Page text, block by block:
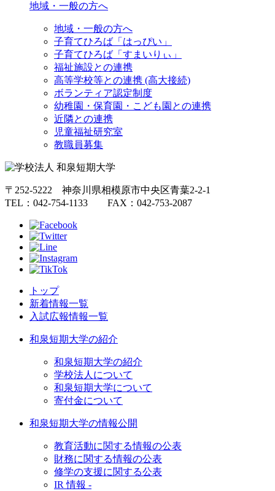
地域・一般の方へ
地域・一般の方へ
子育てひろば「はっぴい」
子育てひろば「すまいりぃ」
福祉施設との連携
高等学校等との連携 (高大接続)
ボランティア認定制度
幼稚園・保育園・こども園との連携
近隣との連携
児童福祉研究室
教職員募集
〒252-5222 神奈川県相模原市中央区青葉2-2-1
TEL：042-754-1133 FAX：042-753-2087
トップ
新着情報一覧
入試広報情報一覧
和泉短期大学の紹介
和泉短期大学の紹介
学校法人について
和泉短期大学について
寄付金について
和泉短期大学の情報公開
教育活動に関する情報の公表
財務に関する情報の公表
修学の支援に関する公表
IR 情報 -